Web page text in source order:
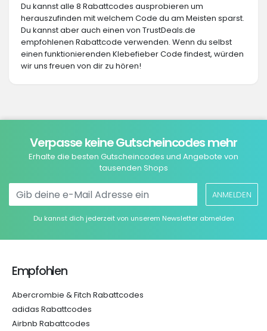
Du kannst alle 8 Rabattcodes ausprobieren um
herauszufinden mit welchem Code du am Meisten sparst.
Du kannst aber auch einen von TrustDeals.de
empfohlenen Rabattcode verwenden. Wenn du selbst
einen funktionierenden Klebefieber Code findest, würden
wir uns freuen von dir zu hören!
Verpasse keine Gutscheincodes mehr
Erhalte die besten Gutscheincodes und Angebote von
tausenden Shops
ANMELDEN
Du kannst dich jederzeit von unserem Newsletter abmelden
Empfohlen
Abercrombie & Fitch Rabattcodes
adidas Rabattcodes
Airbnb Rabattcodes